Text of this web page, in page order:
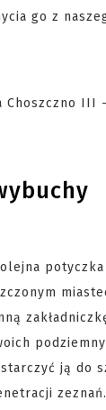
go z
potyczka
ją do